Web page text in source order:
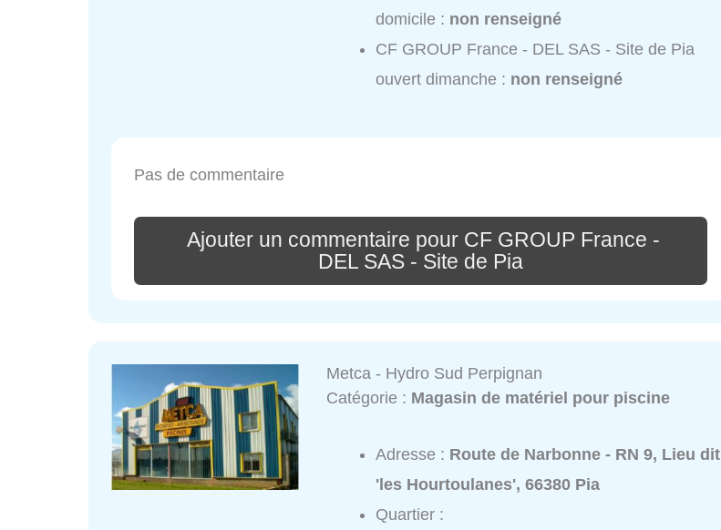
domicile : non renseigné
CF GROUP France - DEL SAS - Site de Pia
ouvert dimanche : non renseigné
Pas de commentaire
Ajouter un commentaire pour CF GROUP France -
DEL SAS - Site de Pia
Metca - Hydro Sud Perpignan
Catégorie : Magasin de matériel pour piscine
Adresse : Route de Narbonne - RN 9, Lieu dit
'les Hourtoulanes', 66380 Pia
Quartier :